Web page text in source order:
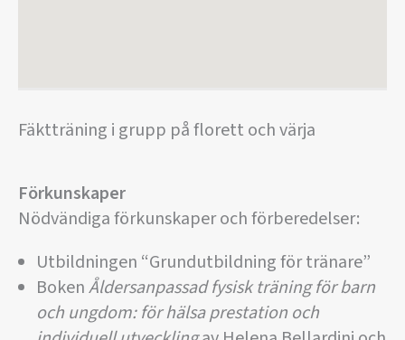
Fäktträning i grupp på florett och värja
Förkunskaper
Nödvändiga förkunskaper och förberedelser:
Utbildningen “Grundutbildning för tränare”
BokenÅldersanpassad fysisk träning för barn
och ungdom: för hälsa prestation och